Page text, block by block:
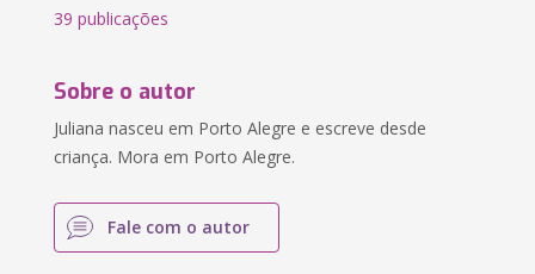
39 publicações
Sobre o autor
Juliana nasceu em Porto Alegre e escreve desde
criança. Mora em Porto Alegre.
Fale com o autor